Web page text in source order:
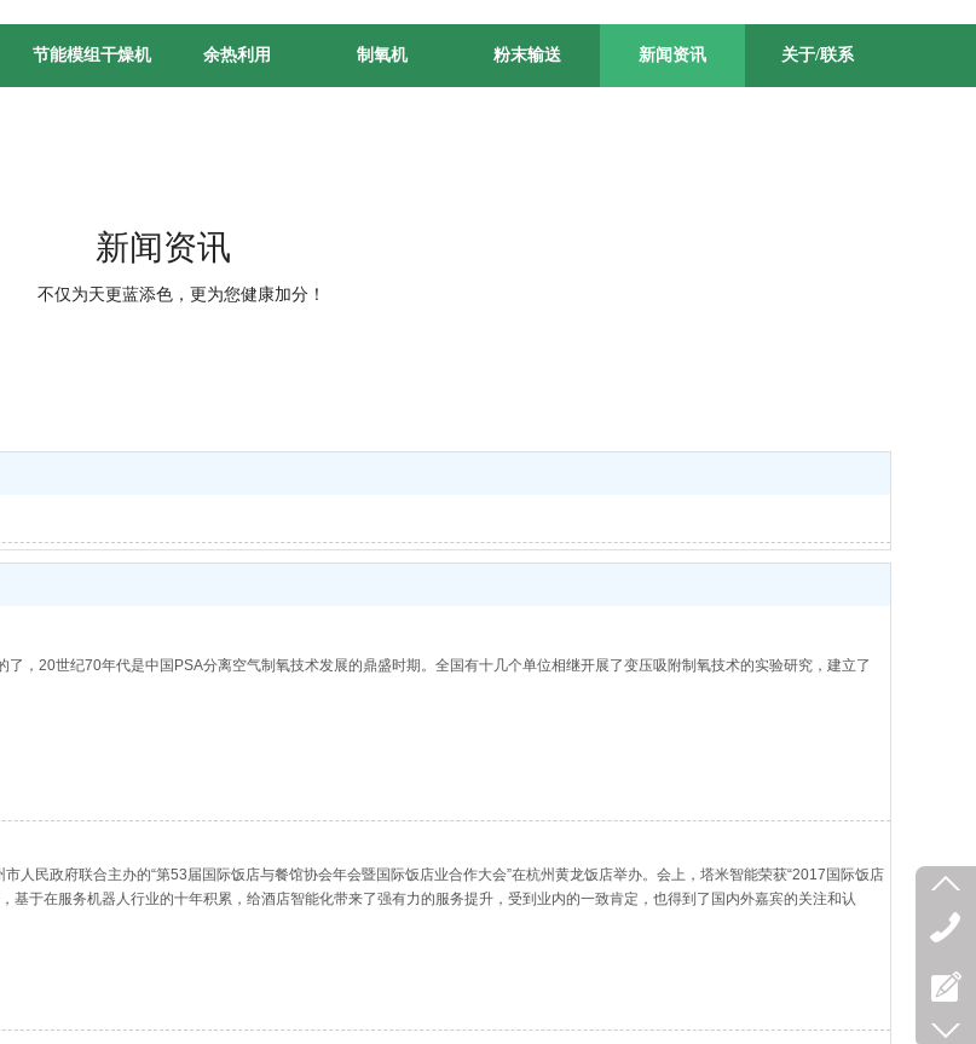
节能模组干燥机 余热利用 制氧机 粉末输送 新闻资讯 关于/联系
新闻资讯
不仅为天更蓝添色，更为您健康加分！
，20世纪70年代是中国PSA分离空气制氧技术发展的鼎盛时期。全国有十几个单位相继开展了变压吸附制氧技术的实验研究，建立了
人民政府联合主办的“第53届国际饭店与餐馆协会年会暨国际饭店业合作大会”在杭州黄龙饭店举办。会上，塔米智能荣获“2017国际饭店
基于在服务机器人行业的十年积累，给酒店智能化带来了强有力的服务提升，受到业内的一致肯定，也得到了国内外嘉宾的关注和认